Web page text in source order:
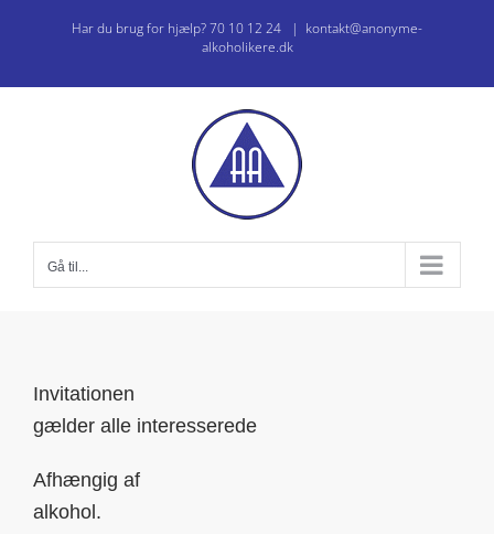
Har du brug for hjælp? 70 10 12 24 | kontakt@anonyme-
alkoholikere.dk
Gå til...
Invitationen
gælder alle interesserede
Afhængig af
alkohol.